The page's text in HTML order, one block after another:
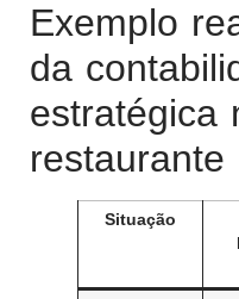
Exemplo
da
estratégica
restaurante
Situação